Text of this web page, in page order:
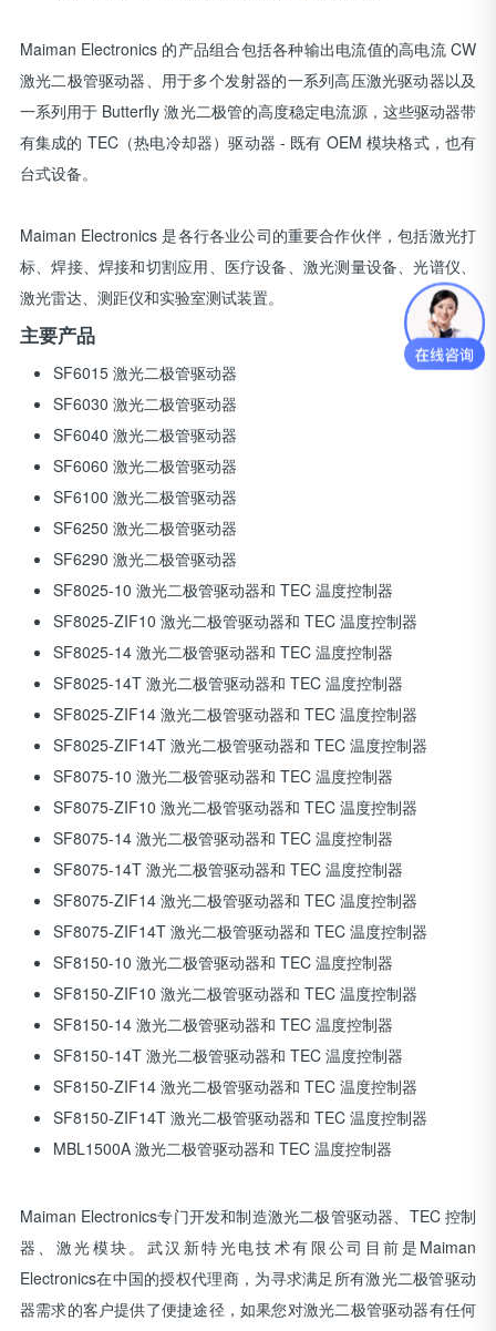
Maiman Electronics 的产品组合包括各种输出电流值的高电流 CW
激光二极管驱动器、用于多个发射器的一系列高压激光驱动器以及
一系列用于 Butterfly 激光二极管的高度稳定电流源，这些驱动器带
有集成的 TEC（热电冷却器）驱动器 - 既有 OEM 模块格式，也有
台式设备。
Maiman Electronics 是各行各业公司的重要合作伙伴，包括激光打
标、焊接、焊接和切割应用、医疗设备、激光测量设备、光谱仪、
激光雷达、测距仪和实验室测试装置。
主要产品
SF6015 激光二极管驱动器
SF6030 激光二极管驱动器
SF6040 激光二极管驱动器
SF6060 激光二极管驱动器
SF6100 激光二极管驱动器
SF6250 激光二极管驱动器
SF6290 激光二极管驱动器
SF8025-10 激光二极管驱动器和 TEC 温度控制器
SF8025-ZIF10 激光二极管驱动器和 TEC 温度控制器
SF8025-14 激光二极管驱动器和 TEC 温度控制器
SF8025-14T 激光二极管驱动器和 TEC 温度控制器
SF8025-ZIF14 激光二极管驱动器和 TEC 温度控制器
SF8025-ZIF14T 激光二极管驱动器和 TEC 温度控制器
SF8075-10 激光二极管驱动器和 TEC 温度控制器
SF8075-ZIF10 激光二极管驱动器和 TEC 温度控制器
SF8075-14 激光二极管驱动器和 TEC 温度控制器
SF8075-14T 激光二极管驱动器和 TEC 温度控制器
SF8075-ZIF14 激光二极管驱动器和 TEC 温度控制器
SF8075-ZIF14T 激光二极管驱动器和 TEC 温度控制器
SF8150-10 激光二极管驱动器和 TEC 温度控制器
SF8150-ZIF10 激光二极管驱动器和 TEC 温度控制器
SF8150-14 激光二极管驱动器和 TEC 温度控制器
SF8150-14T 激光二极管驱动器和 TEC 温度控制器
SF8150-ZIF14 激光二极管驱动器和 TEC 温度控制器
SF8150-ZIF14T 激光二极管驱动器和 TEC 温度控制器
MBL1500A 激光二极管驱动器和 TEC 温度控制器
Maiman Electronics专门开发和制造激光二极管驱动器、TEC 控制
器、激光模块。武汉新特光电技术有限公司目前是Maiman
Electronics在中国的授权代理商，为寻求满足所有激光二极管驱动
器需求的客户提供了便捷途径，如果您对激光二极管驱动器有任何